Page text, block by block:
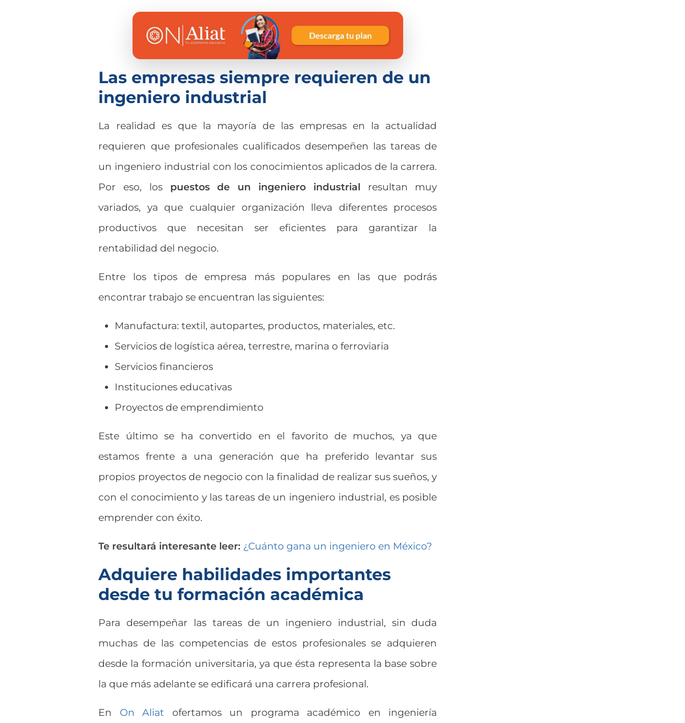
Las empresas siempre requieren de un
ingeniero industrial
La realidad es que la mayoría de las empresas en la actualidad
requieren que profesionales cualificados desempeñen las tareas de
un ingeniero industrial con los conocimientos aplicados de la carrera.
Por eso, los puestos de un ingeniero industrial resultan muy
variados, ya que cualquier organización lleva diferentes procesos
productivos que necesitan ser eficientes para garantizar la
rentabilidad del negocio.
Entre los tipos de empresa más populares en las que podrás
encontrar trabajo se encuentran las siguientes:
Manufactura: textil, autopartes, productos, materiales, etc.
Servicios de logística aérea, terrestre, marina o ferroviaria
Servicios financieros
Instituciones educativas
Proyectos de emprendimiento
Este último se ha convertido en el favorito de muchos, ya que
estamos frente a una generación que ha preferido levantar sus
propios proyectos de negocio con la finalidad de realizar sus sueños, y
con el conocimiento y las tareas de un ingeniero industrial, es posible
emprender con éxito.
Te resultará interesante leer: ¿Cuánto gana un ingeniero en México?
Adquiere habilidades importantes
desde tu formación académica
Para desempeñar las tareas de un ingeniero industrial, sin duda
muchas de las competencias de estos profesionales se adquieren
desde la formación universitaria, ya que ésta representa la base sobre
la que más adelante se edificará una carrera profesional.
En On Aliat ofertamos un programa académico en ingeniería